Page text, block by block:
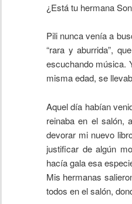
¿Está tu hermana
Pili nunca venía a
“rara y aburrida”,
escuchando música.
misma edad, se
Aquel día habían
reinaba en el salón,
devorar mi nuevo
justificar de algún
hacía gala esa
Mis hermanas
todos en el salón,